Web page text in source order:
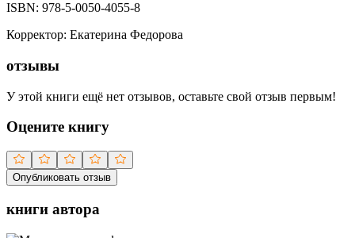
ISBN: 978-5-0050-4055-8
Корректор: Екатерина Федорова
отзывы
У этой книги ещё нет отзывов, оставьте свой отзыв первым!
Оцените книгу
Опубликовать отзыв
книги автора